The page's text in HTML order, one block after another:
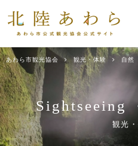
あわら市観光協会 観光・体験 自然
Sightseeing
観光